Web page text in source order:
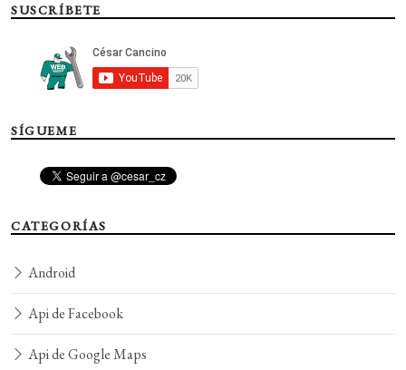
SUSCRÍBETE
SÍGUEME
CATEGORÍAS
Android
Api de Facebook
Api de Google Maps